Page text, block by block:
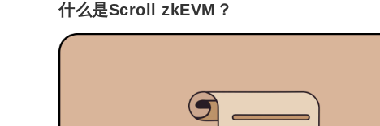
什么是Scroll zkEVM？